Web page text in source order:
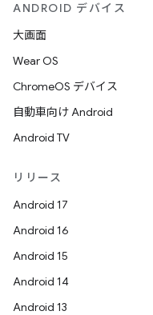
ANDROID デバイス
大画面
Wear OS
ChromeOS デバイス
自動車向け Android
Android TV
リリース
Android 17
Android 16
Android 15
Android 14
Android 13